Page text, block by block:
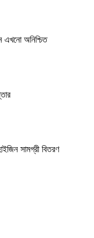
এখনো অনিশ্চিত
সামগ্রী বিতরণ